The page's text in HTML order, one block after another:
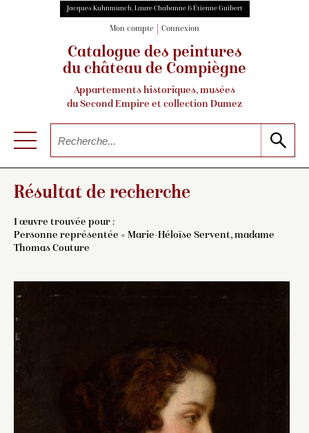
Jacques Kuhnmunch, Laure Chabanne & Étienne Guibert
Mon compte Connexion
Catalogue des peintures
du château de Compiègne
Appartements historiques, musées
du Second Empire et collection Dumez
Résultat de recherche
1 œuvre trouvée pour :
Personne représentée = Marie-Héloïse Servent, madame
Thomas Couture